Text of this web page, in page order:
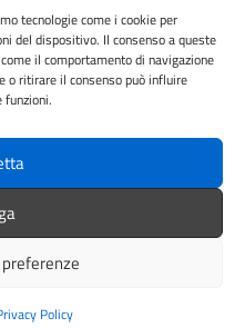
tecnologie come i cookie per
del dispositivo. Il consenso a queste
il comportamento di navigazione
o ritirare il consenso può influire
funzioni.
Policy
del sito